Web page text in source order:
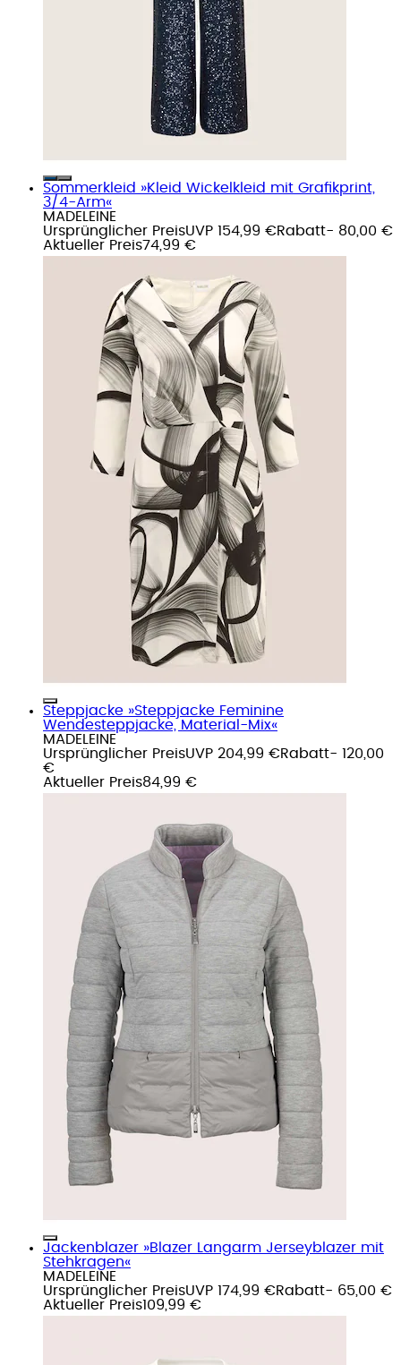
Sommerkleid »Kleid Wickelkleid mit Grafikprint,
3/4-Arm«
MADELEINE
Ursprünglicher PreisUVP 154,99 €Rabatt- 80,00 €
Aktueller Preis74,99 €
Steppjacke »Steppjacke Feminine
Wendesteppjacke, Material-Mix«
MADELEINE
Ursprünglicher PreisUVP 204,99 €Rabatt- 120,00
€
Aktueller Preis84,99 €
Jackenblazer »Blazer Langarm Jerseyblazer mit
Stehkragen«
MADELEINE
Ursprünglicher PreisUVP 174,99 €Rabatt- 65,00 €
Aktueller Preis109,99 €